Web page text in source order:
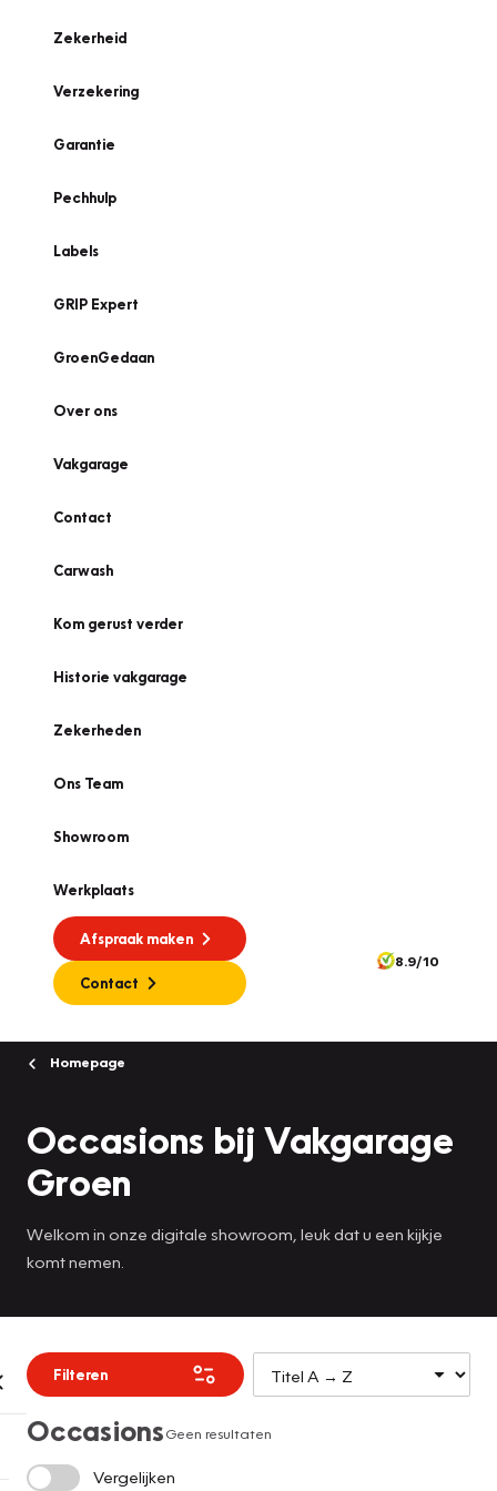
Zekerheid
Verzekering
Garantie
Pechhulp
Labels
GRIP Expert
GroenGedaan
Over ons
Vakgarage
Contact
Carwash
Kom gerust verder
Historie vakgarage
Zekerheden
Ons Team
Showroom
Werkplaats
Afspraak maken
Contact
8.9/10
Homepage
Occasions bij Vakgarage
Groen
Welkom in onze digitale showroom, leuk dat u een kijkje
komt nemen.
Filteren
OccasionsGeen resultaten
Vergelijken